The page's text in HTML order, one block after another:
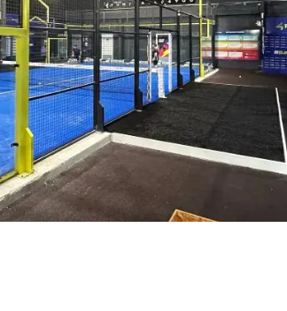
de 4Padel en Allemagne. Le